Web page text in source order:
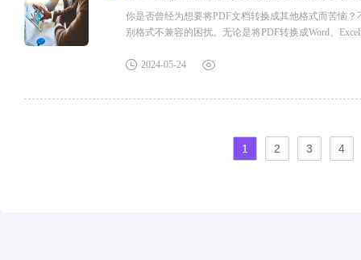
你是否曾经为想要将PDF文档转换成其他格式而苦恼
别格式不兼容的困扰。无论是将PDF转换成Word、
升！pdf转换器福昕高级PDF编辑器是一款功能强大的
2024-05-24
1 2 3 4